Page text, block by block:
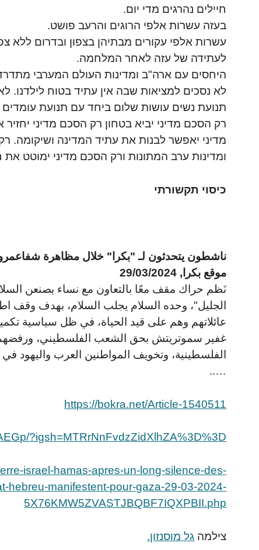
חיילים נהרגים מדי יום.
בעזה עשרות אלפי הרוגים והרעב פושט.
עשרות אלפי עקורים מבתיהן בצפון ובדרום ללא
לעתידה של עזה לאחר המלחמה.
היחסים עם ארה"ב ומדינות העולם המערבי
לא נסכים למציאות שבה אין עתיד בטוח לילדנו.
תנועת נשים עושות שלום ביחד עם תנועת עומדים ביחד, בעצרת
רק הסכם מדיני יביא בטחון רק הסכם מדיני
מדיני יאפשר לבנות את עתיד המדינה ושיקומה.
ומדינות ערב המתונות ורק הסכם מדיני ימוטט
כיסוי תקשורתי
ناشطون يتحدثون لـ "بكرا" خلال مظاهرة
موقع بكرا, 29/03/2024
نَظم حراك مقف معًا بالتعاون مع نساء يصنعن
الجليل"، وحده السلام يجلب السلام، بهدف وقف
عائلاتهم وهم على قيد الحياة، في ظل سياسية
غفير سموتريتش بحق الشعب الفلسطيني،
الفلسطينية، وتخويف المواطنين العرب
…..
https://bokra.net/Article-1540511
?igsh=MTRrNnFvdzZidXlhZA%3D%3D
israel-hamas-apres-un-long-silence-des-
hebreu-manifestent-pour-gaza-29-03-2024-
5X76KMW5ZVASTJBQBF7IQXPBII.php
צילמה גל מוסנזון.